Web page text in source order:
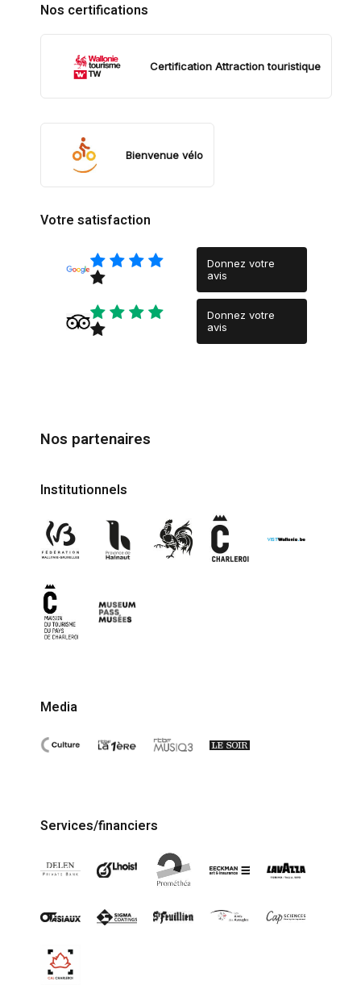
Nos certifications
Certification Attraction touristique
Bienvenue vélo
Votre satisfaction
Donnez votre
avis
Donnez votre
avis
Nos partenaires
Institutionnels
Media
Services/financiers